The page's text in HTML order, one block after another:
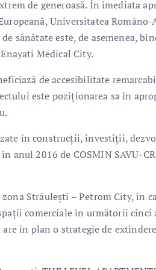
de generoasă. În imediata
Universitatea
sănătate este, de asemenea,
Medical City.
de accesibilitate
este poziționarea sa în
în construcții, investiții,
anul 2016 de COSMIN SAVU-
Străulești – Petrom City, în
comerciale în următorii
în plan o strategie de